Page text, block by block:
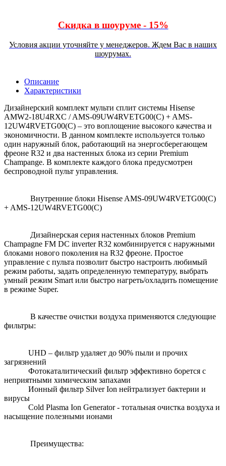
Скидка в шоуруме - 15%
Условия акции уточняйте у менеджеров. Ждем Вас в наших
шоурумах.
Описание
Характеристики
Дизайнерский комплект мульти сплит системы Hisense
AMW2-18U4RXC / AMS-09UW4RVETG00(C) + AMS-
12UW4RVETG00(C) – это воплощение высокого качества и
экономичности. В данном комплекте используется только
один наружный блок, работающий на энергосберегающем
фреоне R32 и два настенных блока из серии Premium
Champange. В комплекте каждого блока предусмотрен
беспроводной пульт управления.
Внутренние блоки Hisense AMS-09UW4RVETG00(C)
+ AMS-12UW4RVETG00(C)
Дизайнерская серия настенных блоков Premium
Champagne FM DC inverter R32 комбинируется с наружными
блоками нового поколения на R32 фреоне. Простое
управление с пульта позволит быстро настроить любимый
режим работы, задать определенную температуру, выбрать
умный режим Smart или быстро нагреть/охладить помещение
в режиме Super.
В качестве очистки воздуха применяются следующие
фильтры:
UHD – фильтр удаляет до 90% пыли и прочих
загрязнений
Фотокаталитический фильтр эффективно борется с
неприятными химическим запахами
Ионный фильтр Silver Ion нейтрализует бактерии и
вирусы
Cold Plasma Ion Generator - тотальная очистка воздуха и
насыщение полезными ионами
Преимущества: